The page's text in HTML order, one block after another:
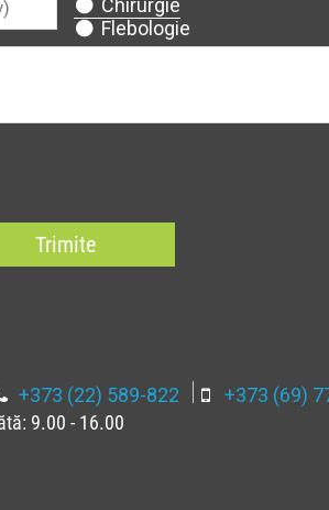
Chirurgie
Flebologie
Trimite
+373 (22) 589-822 +373 (69)
9.00 - 16.00